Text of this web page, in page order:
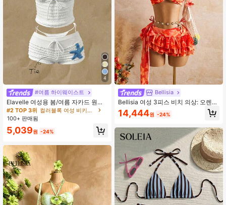
4
#여름 하이웨이스트
Elavelle 여성용 봄/여름 자카드 원단
사이드 타이 비키니 하의
#2 TOP 3위
컬러블록 여성 비키니 하의
거의 매진!
#2 TOP 3위
컬러블록 여성 비키니 하의
거의 매진!
#2 TOP 3위
컬러블록 여성 비키니 하의
거의 매진!
#2 TOP 3위
거의 매진!
100+ 판매됨
5,039원 -24%
Bellisia
Bellisia 여성 3피스 비치 의상: 오렌지
타이 다이 플로럴 프린트 반도 탑, 레
이어드 러플 헴 미니 스커트, 메탈릭
14,444원 -24%